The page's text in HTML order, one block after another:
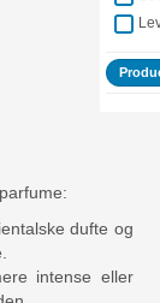
dufte og
intense eller